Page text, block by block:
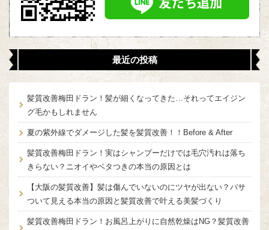
最近の投稿
髪質改善梅田ドラン！髪が細くなってきた…それってエイジン
グ毛かもしれません
夏の紫外線でダメージした髪を髪質改善！！Before & After
髪質改善梅田ドラン！実はシャンプーだけでは毛穴汚れは落ち
きらない？ニオイやベタつきの本当の原因とは
【大阪の髪質改善】髪は傷んでいないのにツヤが出ない？パサ
ついて見える本当の原因と髪質改善で叶える美髪づくり
髪質改善梅田ドラン！お風呂上がりに自然乾燥はNG？髪質改善